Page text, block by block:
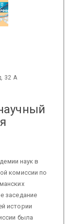
32 А
наук в
комиссии по
заседание
истории
была